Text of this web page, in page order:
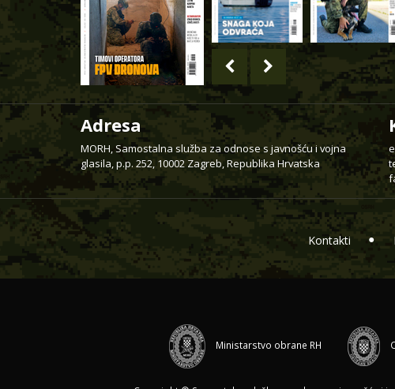
Adresa
MORH, Samostalna služba za odnose s javnošću i vojna
glasila, p.p. 252, 10002 Zagreb, Republika Hrvatska
Kontakti
Ministarstvo obrane RH